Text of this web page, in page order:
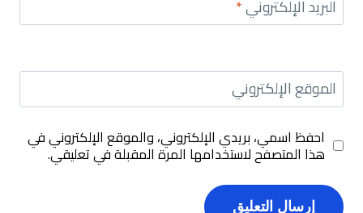
البريد الإلكتروني*
الموقع الإلكتروني
احفظ اسمي، بريدي الإلكتروني، والموقع الإلكتروني في
هذا المتصفح لاستخدامها المرة المقبلة في تعليقي.